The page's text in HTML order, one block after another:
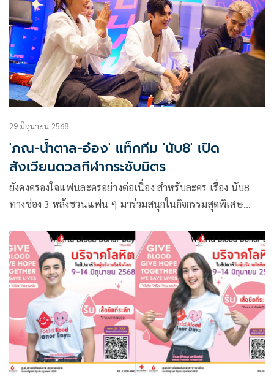
29 มิถุนายน 2568
'ภณ-น้ำตาล-อ๋อง' แท็กทีม 'นับ8' เปิด
สังเวียนดวลกีฬากระชับมิตร
ยังคงครองใจแฟนละครอย่างต่อเนื่อง สำหรับละคร เรื่อง นับ8
ทางช่อง 3 หลังชวนแฟน ๆ มาร่วมสนุกในกิจกรรมสุดพิเศษ
น้ำตาล พิจักขณา, อ๋อง สิทธานต์, เป็นไต๋ นัฐนิช, เอนจอย ธิดา
รัตน์ และ เอมี่ อุทานพร แท็กทีมปล่อยความสนุกผ่านเกมกีฬา
กระชับมิตรตอกย้ำกระแสความปัง